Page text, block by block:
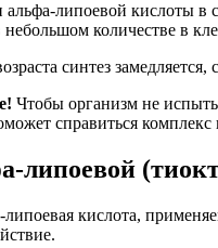
альфа-липоевой кислоты в
количестве в
синтез
Чтобы организм не
справиться
липоевой
липоевая кислота,